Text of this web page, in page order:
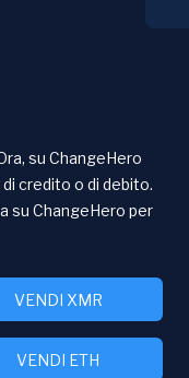
su ChangeHero
credito o di debito.
su ChangeHero per
VENDI XMR
VENDI ETH